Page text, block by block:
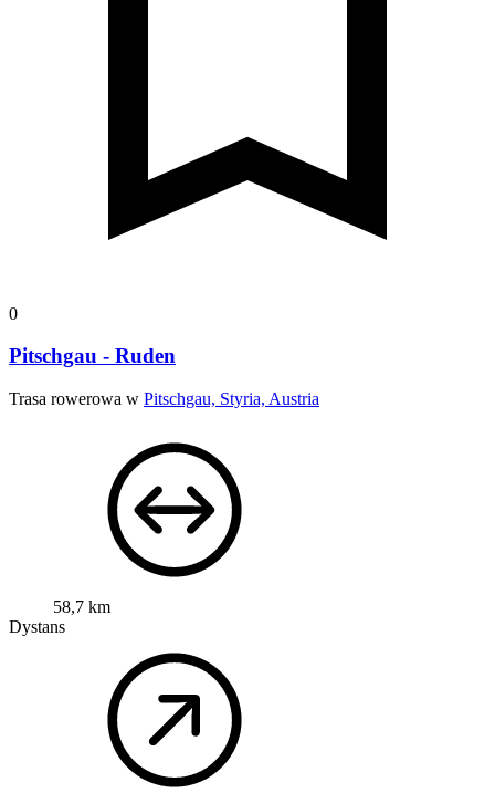
0
Pitschgau - Ruden
Trasa rowerowa w Pitschgau, Styria, Austria
58,7 km
Dystans